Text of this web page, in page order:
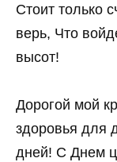
Стоит только
верь, Что
высот!
Дорогой мой
здоровья для
дней! С Днем